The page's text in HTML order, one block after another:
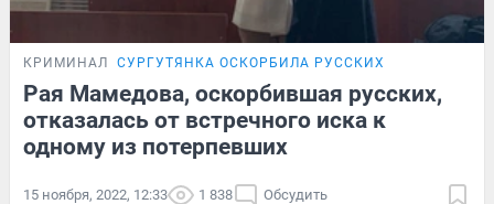
КРИМИНАЛ СУРГУТЯНКА ОСКОРБИЛА РУССКИХ
Рая Мамедова, оскорбившая русских,
отказалась от встречного иска к
одному из потерпевших
15 ноября, 2022, 12:33 1 838 Обсудить